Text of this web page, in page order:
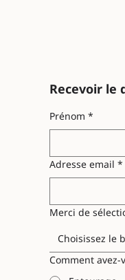
Recevoir le
Prénom *
Adresse email *
Merci de
Choisissez le
Comment avez-